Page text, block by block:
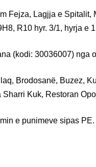
Fejza, Lagjja e
R10 hyr. 3/1, hyrja e
(kodi: 30036007) nga
Brodosanë, Buzez,
Sharri Kuk, Restoran
e punimeve sipas PE.